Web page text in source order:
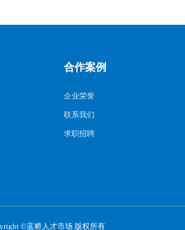
合作案例
企业荣誉
联系我们
求职招聘
©蓝桥人才市场 版权所有